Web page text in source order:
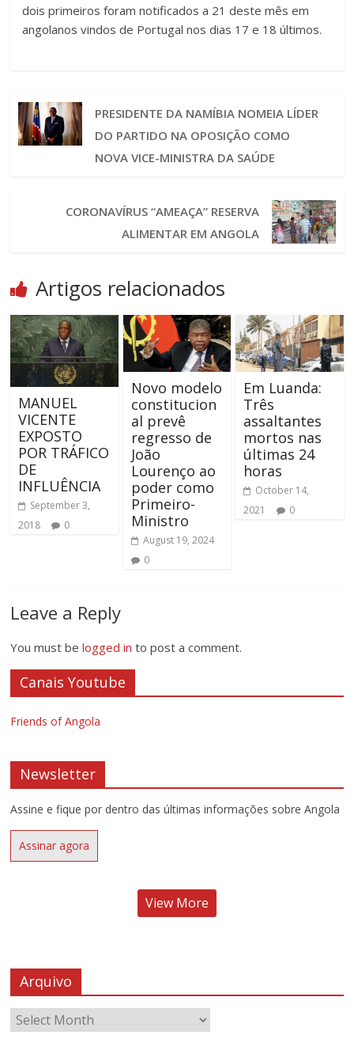
dois primeiros foram notificados a 21 deste mês em
angolanos vindos de Portugal nos dias 17 e 18 últimos.
PRESIDENTE DA NAMÍBIA NOMEIA LÍDER
DO PARTIDO NA OPOSIÇÃO COMO
NOVA VICE-MINISTRA DA SAÚDE
CORONAVÍRUS “AMEAÇA” RESERVA
ALIMENTAR EM ANGOLA
Artigos relacionados
MANUEL
VICENTE
EXPOSTO
POR TRÁFICO
DE
INFLUÊNCIA
September 3,
2018
0
Novo modelo
constitucion
al prevê
regresso de
João
Lourenço ao
poder como
Primeiro-
Ministro
August 19, 2024
0
Em Luanda:
Três
assaltantes
mortos nas
últimas 24
horas
October 14,
2021
0
Leave a Reply
You must belogged in to post a comment.
Canais Youtube
Friends of Angola
Newsletter
Assine e fique por dentro das últimas informações sobre Angola
Assinar agora
View More
Arquivo